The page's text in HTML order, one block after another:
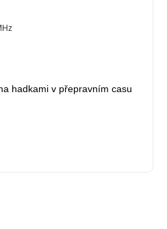
hadkami v přepravním casu